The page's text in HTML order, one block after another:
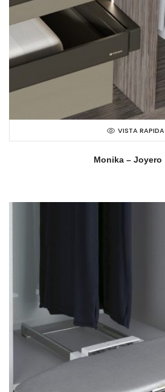
VISTA RAPIDA
Monika – Joyero